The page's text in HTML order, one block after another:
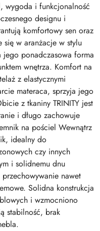
wygoda i funkcjonalność
designu i
komfortowy sen oraz
się w aranżacje w stylu
jego ponadczasowa forma
wnętrza. Komfort na
z elastycznymi
materaca, sprzyja jego
z tkaniny TRINITY jest
i długo zachowuje
na pościel Wewnątrz
idealny do
czy innych
i solidnemu dnu
nawet
Solidna konstrukcja
i wzmocniono
stabilność, brak